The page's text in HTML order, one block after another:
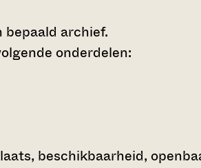
archief.
onderdelen:
beschikbaarheid,